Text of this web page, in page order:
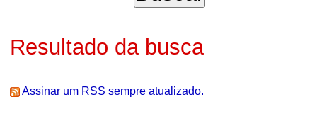
Resultado da busca
Assinar um RSS sempre atualizado.